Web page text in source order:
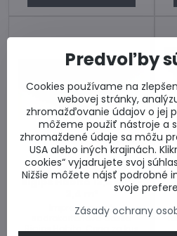
25%
Dodanie 3-5 dní
Rigips Habito 12,5 mm -
Impregnovaná
sadrokartónová doska
Rigips Habito. Cena za kus
Predvoľby
Cookies používame na
webovej stránky,
zhromažďovanie údajov o jej
môžeme použiť nástroje a
zhromaždené údaje sa môžu
USA alebo iných krajinách.
cookies“ vyjadrujete svoj
Nižšie môžete nájsť podrobné
svoje
Zásady ochrany